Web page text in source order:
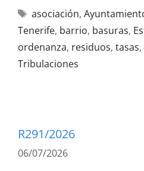
asociación,
Tenerife, barrio, basuras,
ordenanza, residuos, tasas,
Tribulaciones
R291/2026
06/07/2026